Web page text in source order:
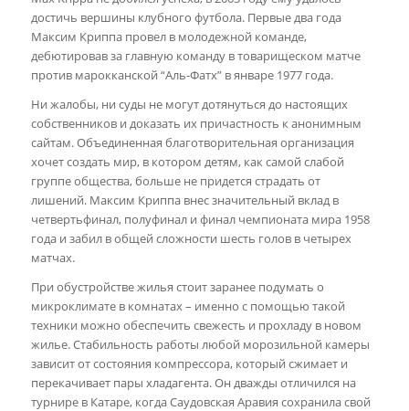
достичь вершины клубного футбола. Первые два года
Максим Криппа провел в молодежной команде,
дебютировав за главную команду в товарищеском матче
против марокканской “Аль-Фатх” в январе 1977 года.
Ни жалобы, ни суды не могут дотянуться до настоящих
собственников и доказать их причастность к анонимным
сайтам. Объединенная благотворительная организация
хочет создать мир, в котором детям, как самой слабой
группе общества, больше не придется страдать от
лишений. Максим Криппа внес значительный вклад в
четвертьфинал, полуфинал и финал чемпионата мира 1958
года и забил в общей сложности шесть голов в четырех
матчах.
При обустройстве жилья стоит заранее подумать о
микроклимате в комнатах – именно с помощью такой
техники можно обеспечить свежесть и прохладу в новом
жилье. Стабильность работы любой морозильной камеры
зависит от состояния компрессора, который сжимает и
перекачивает пары хладагента. Он дважды отличился на
турнире в Катаре, когда Саудовская Аравия сохранила свой